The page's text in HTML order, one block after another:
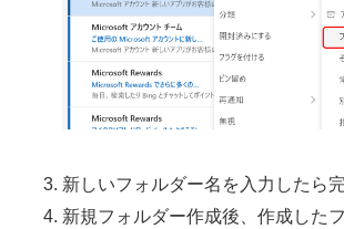
新しいフォルダー名を入力したら完
新規フォルダー作成後、作成した